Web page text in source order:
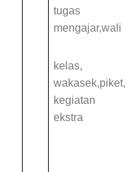
tugas
mengajar,wali
kelas,
wakasek,piket,
kegiatan
ekstra